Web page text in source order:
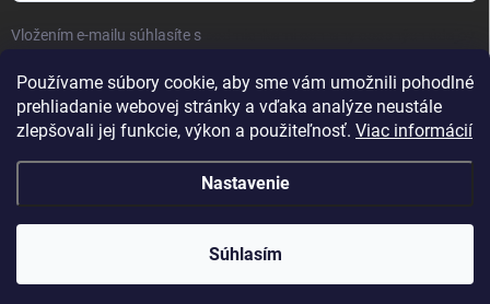
Používame súbory cookie, aby sme vám umožnili pohodlné
prehliadanie webovej stránky a vďaka analýze neustále
zlepšovali jej funkcie, výkon a použiteľnosť. Viac informácií
Nastavenie
Súhlasím
Vložením e-mailu súhlasíte s
Prihlásiť sa
Kaliber SP s.r.o. . Všetky práva vyhradené.